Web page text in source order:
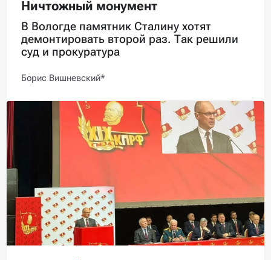
Ничтожный монумент
В Вологде памятник Сталину хотят
демонтировать второй раз. Так решили
суд и прокуратура
Борис Вишневский*